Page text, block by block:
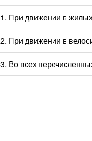
1. При движении в
2. При движении в
3. Во всех